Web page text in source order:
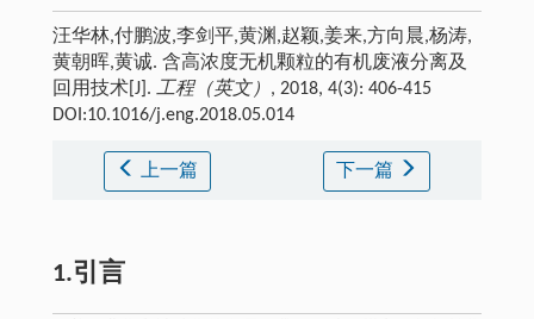
汪华林,付鹏波,李剑平,黄渊,赵颖,姜来,方向晨,杨涛,
黄朝晖,黄诚. 含高浓度无机颗粒的有机废液分离及
回用技术[J]. 工程（英文） , 2018, 4(3): 406-415
DOI:10.1016/j.eng.2018.05.014
上一篇 下一篇
1.引言